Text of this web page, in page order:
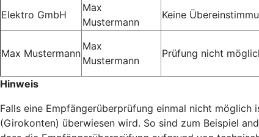
Elektro GmbH
Max
Mustermann
Keine
Max Mustermann
Max
Mustermann
Prüfung nicht
Hinweis
Falls eine Empfängerüberprüfung einmal nicht
(Girokonten) überwiesen wird. So sind zum Beispiel